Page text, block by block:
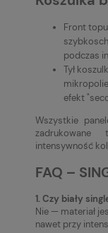
Front
podczas
Tył
efekt
Wszystkie
intensywność
FAQ –
1. Czy biały
Nie — materiał
nawet przy